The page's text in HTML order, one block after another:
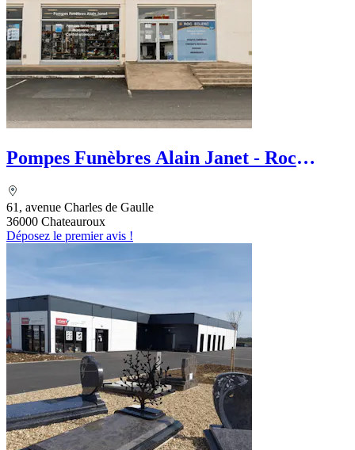
Pompes Funèbres Alain Janet - Roc
61, avenue Charles de Gaulle
36000 Chateauroux
Déposez le premier avis !